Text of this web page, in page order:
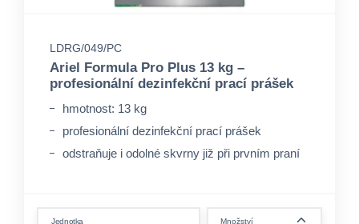
LDRG/049/PC
Ariel Formula Pro Plus 13 kg –
profesionální dezinfekční prací prášek
hmotnost: 13 kg
profesionální dezinfekční prací prášek
odstraňuje i odolné skvrny již při prvním praní
Jednotka Množství